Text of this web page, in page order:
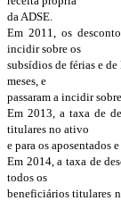
da ADSE.
Em 2011, os
incidir sobre os
subsídios de férias e
meses, e
passaram a incidir
Em 2013, a taxa de
titulares no ativo
e para os aposentados
Em 2014, a taxa de
todos os
beneficiários titulares